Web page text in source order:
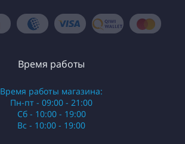
Время работы
Время работы магазина:
Пн-пт - 09:00 - 21:00
Сб - 10:00 - 19:00
Вс - 10:00 - 19:00